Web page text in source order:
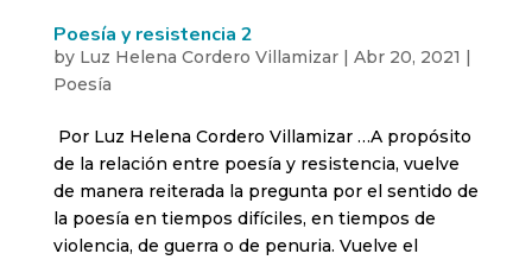
Poesía y resistencia 2
by Luz Helena Cordero Villamizar| Abr 20, 2021 |
Poesía
Por Luz Helena Cordero Villamizar …A propósito
de la relación entre poesía y resistencia, vuelve
de manera reiterada la pregunta por el sentido de
la poesía en tiempos difíciles, en tiempos de
violencia, de guerra o de penuria. Vuelve el